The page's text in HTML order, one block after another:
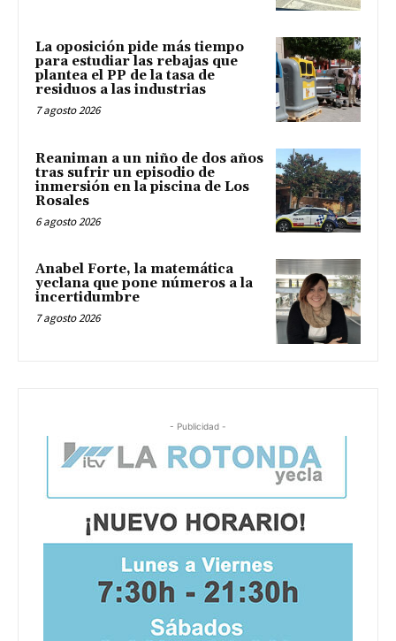
La oposición pide más tiempo
para estudiar las rebajas que
plantea el PP de la tasa de
residuos a las industrias
7 agosto 2026
Reaniman a un niño de dos años
tras sufrir un episodio de
inmersión en la piscina de Los
Rosales
6 agosto 2026
Anabel Forte, la matemática
yeclana que pone números a la
incertidumbre
7 agosto 2026
- Publicidad -